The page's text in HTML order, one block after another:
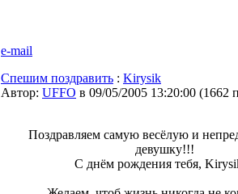
e-mail
Спешим поздравить : Kirysik
Автор: UFFO в 09/05/2005 13:20:00 (1662
Поздравляем самую весёлую и
девушку!!!
С днём рождения тебя,